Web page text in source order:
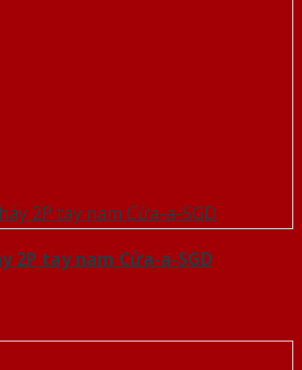
2P tay nam Cửa-a-SGD